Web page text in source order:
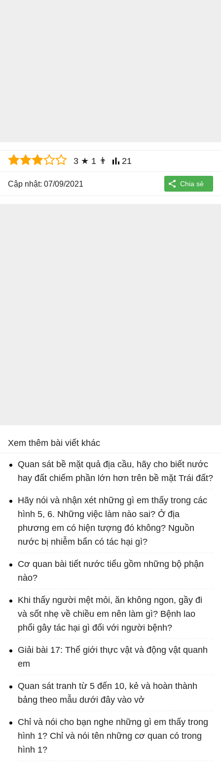
3 ★ 1 👨 21
Cập nhật: 07/09/2021
Xem thêm bài viết khác
Quan sát bề mặt quả địa cầu, hãy cho biết nước
hay đất chiếm phần lớn hơn trên bề mặt Trái đất?
Hãy nói và nhận xét những gì em thấy trong các
hình 5, 6. Những việc làm nào sai? Ở địa
phương em có hiện tượng đó không? Nguồn
nước bị nhiễm bẩn có tác hại gì?
Cơ quan bài tiết nước tiểu gồm những bộ phận
nào?
Khi thấy người mệt mỏi, ăn không ngon, gầy đi
và sốt nhẹ về chiều em nên làm gì? Bệnh lao
phổi gây tác hại gì đối với người bệnh?
Giải bài 17: Thế giới thực vật và động vật quanh
em
Quan sát tranh từ 5 đến 10, kẻ và hoàn thành
bảng theo mẫu dưới đây vào vở
Chỉ và nói cho bạn nghe những gì em thấy trong
hình 1? Chỉ và nói tên những cơ quan có trong
hình 1?